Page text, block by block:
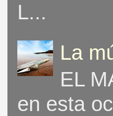
L...
La
EL
en esta